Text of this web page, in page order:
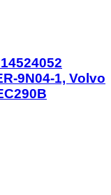
9N04-1, Volvo